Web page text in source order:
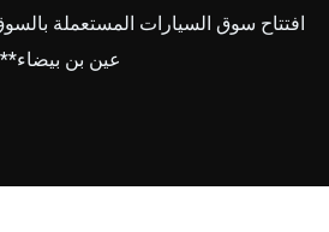
افتتاح سوق السيارات المستعملة
عين بن بيضاء**